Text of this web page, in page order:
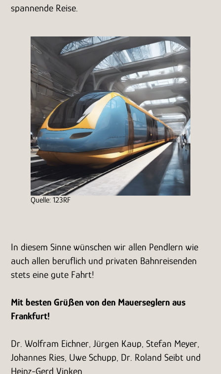
spannende Reise.
Quelle: 123RF
In diesem Sinne wünschen wir allen Pendlern wie
auch allen beruflich und privaten Bahnreisenden
stets eine gute Fahrt!
Mit besten Grüßen von den Mauerseglern aus
Frankfurt!
Dr. Wolfram Eichner, Jürgen Kaup, Stefan Meyer,
Johannes Ries, Uwe Schupp, Dr. Roland Seibt und
Heinz-Gerd Vinken